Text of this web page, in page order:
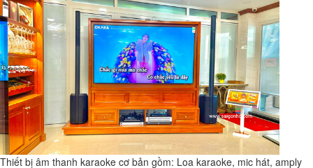
Thiết bị âm thanh karaoke cơ bản gồm: Loa karaoke, mic hát, amply